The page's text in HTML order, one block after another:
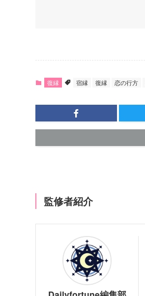
復縁 宿縁 復縁 恋の行方
監修者紹介